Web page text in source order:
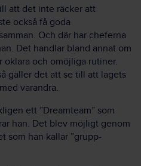
att det inte räcker att
också få goda
Och där har cheferna
Det handlar bland annat om
och omöjliga rutiner.
gäller det att se till att lagets
varandra.
ett ”Dreamteam” som
han. Det blev möjligt genom
som han kallar ”grupp-